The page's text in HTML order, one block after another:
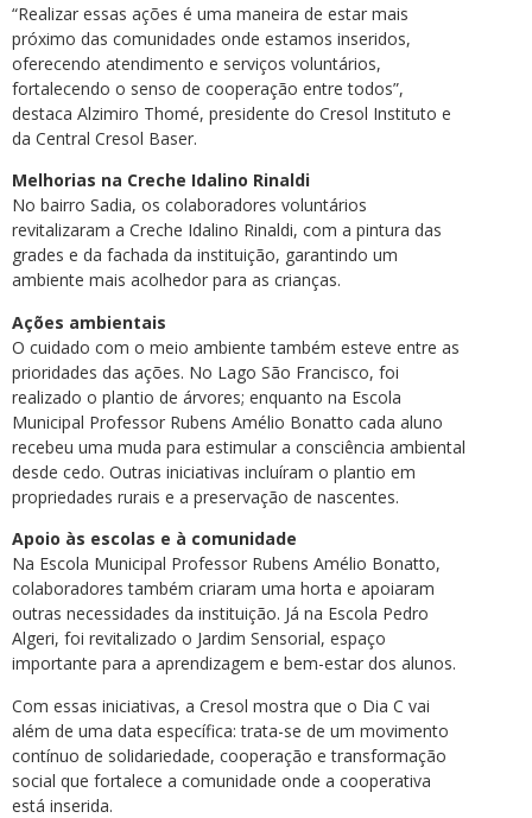
“Realizar essas ações é uma maneira de estar mais
próximo das comunidades onde estamos inseridos,
oferecendo atendimento e serviços voluntários,
fortalecendo o senso de cooperação entre todos”,
destaca Alzimiro Thomé, presidente do Cresol Instituto e
da Central Cresol Baser.
Melhorias na Creche Idalino Rinaldi
No bairro Sadia, os colaboradores voluntários
revitalizaram a Creche Idalino Rinaldi, com a pintura das
grades e da fachada da instituição, garantindo um
ambiente mais acolhedor para as crianças.
Ações ambientais
O cuidado com o meio ambiente também esteve entre as
prioridades das ações. No Lago São Francisco, foi
realizado o plantio de árvores; enquanto na Escola
Municipal Professor Rubens Amélio Bonatto cada aluno
recebeu uma muda para estimular a consciência ambiental
desde cedo. Outras iniciativas incluíram o plantio em
propriedades rurais e a preservação de nascentes.
Apoio às escolas e à comunidade
Na Escola Municipal Professor Rubens Amélio Bonatto,
colaboradores também criaram uma horta e apoiaram
outras necessidades da instituição. Já na Escola Pedro
Algeri, foi revitalizado o Jardim Sensorial, espaço
importante para a aprendizagem e bem-estar dos alunos.
Com essas iniciativas, a Cresol mostra que o Dia C vai
além de uma data específica: trata-se de um movimento
contínuo de solidariedade, cooperação e transformação
social que fortalece a comunidade onde a cooperativa
está inserida.